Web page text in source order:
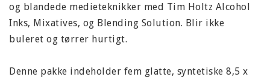
og blandede medieteknikker med Tim Holtz Alcohol
Inks, Mixatives, og Blending Solution. Blir ikke
buleret og tørrer hurtigt.
Denne pakke indeholder fem glatte, syntetiske 8,5 x